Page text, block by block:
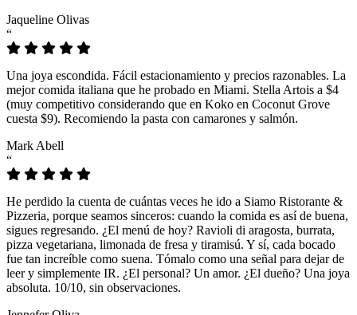
Jaqueline Olivas
“
Una joya escondida. Fácil estacionamiento y precios razonables. La
mejor comida italiana que he probado en Miami. Stella Artois a $4
(muy competitivo considerando que en Koko en Coconut Grove
cuesta $9). Recomiendo la pasta con camarones y salmón.
Mark Abell
“
He perdido la cuenta de cuántas veces he ido a Siamo Ristorante &
Pizzeria, porque seamos sinceros: cuando la comida es así de buena,
sigues regresando. ¿El menú de hoy? Ravioli di aragosta, burrata,
pizza vegetariana, limonada de fresa y tiramisú. Y sí, cada bocado
fue tan increíble como suena. Tómalo como una señal para dejar de
leer y simplemente IR. ¿El personal? Un amor. ¿El dueño? Una joya
absoluta. 10/10, sin observaciones.